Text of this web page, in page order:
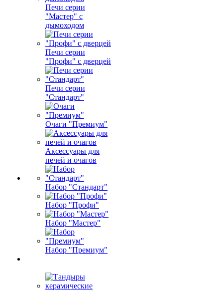
Печи серии
"Мастер" с
дымоходом
Печи серии
"Профи" с дверцей
Печи серии
"Стандарт"
Очаги "Премиум"
Аксессуары для
печей и очагов
Набор "Стандарт"
Набор "Профи"
Набор "Мастер"
Набор "Премиум"